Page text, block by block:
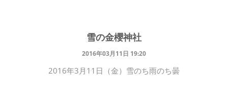
雪の金櫻神社
2016年03月11日 19:20
2016年3月11日（金）雪のち雨のち曇